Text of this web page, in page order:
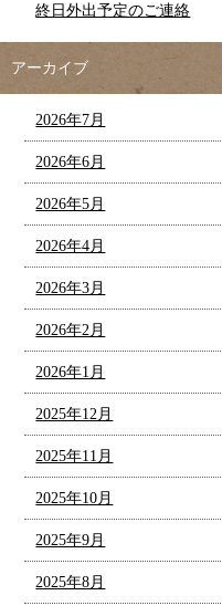
終日外出予定のご連絡
アーカイブ
2026年7月
2026年6月
2026年5月
2026年4月
2026年3月
2026年2月
2026年1月
2025年12月
2025年11月
2025年10月
2025年9月
2025年8月